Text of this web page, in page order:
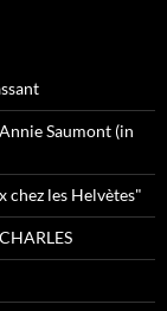
Saumont (in
chez les Helvètes"